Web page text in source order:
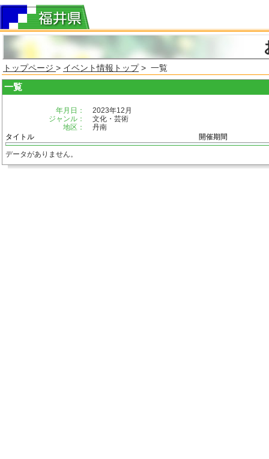
トップページ > イベント情報トップ> 一覧
一覧
年月日：
2023年12月
ジャンル：
文化・芸術
地区：
丹南
タイトル
開催期間
データがありません。